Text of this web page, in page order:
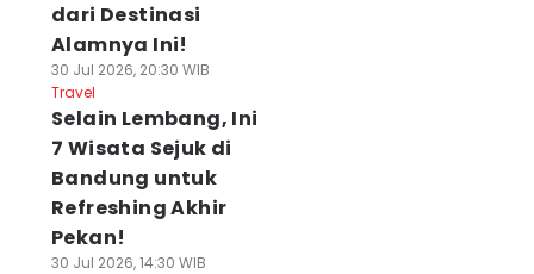
dari Destinasi
Alamnya Ini!
30 Jul 2026, 20:30 WIB
Travel
Selain Lembang, Ini
7 Wisata Sejuk di
Bandung untuk
Refreshing Akhir
Pekan!
30 Jul 2026, 14:30 WIB